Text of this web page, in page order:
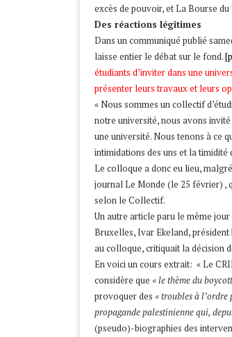
excès de pouvoir, et La Bourse
Des réactions légitimes
Dans un communiqué publié
laisse entier le débat sur le fond.
étudiants d’inviter dans une
présenter leurs travaux et leurs
« Nous sommes un collectif
notre université, nous avons
une université. Nous tenons à ce
intimidations des uns et la timidité
Le colloque a donc eu lieu,
journal Le Monde (le 25 février) ,
selon le Collectif.
Un autre article paru le même
Bruxelles, Ivar Ekeland, président
au colloque, critiquait la décision
En voici un cours extrait: « Le
considère que « le thème du
provoquer des « troubles à l’ordre
propagande palestinienne qui,
(pseudo)-biographies des